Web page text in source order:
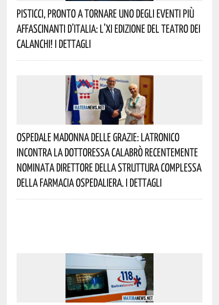
Pisticci, Pronto A Tornare Uno Degli Eventi Più
Affascinanti D’Italia: L’XI Edizione Del Teatro Dei
Calanchi! I Dettagli
Ospedale Madonna Delle Grazie: Latronico
Incontra La Dottoressa Calabrò Recentemente
Nominata Direttore Della Struttura Complessa
Della Farmacia Ospedaliera. I Dettagli